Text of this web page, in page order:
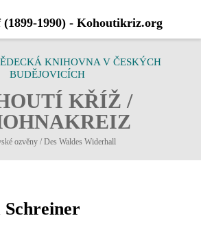
KNIHOVNA V ČESKÝCH
BUDĚJOVICÍCH
KŘÍŽ /
ozvěny / Des Waldes Widerhall
Schreiner
(1899-1990) - Kohoutikriz.org